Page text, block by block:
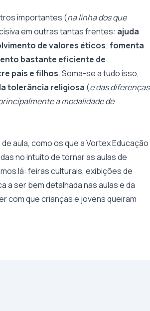
importantes (na linha dos que
em outras tantas frentes: ajuda
de valores éticos; fomenta
bastante eficiente de
pais e filhos. Soma-se a tudo isso,
tolerância religiosa (e das diferenças
a modalidade de
aula, como os que a Vortex Educação
no intuito de tornar as aulas de
lá: feiras culturais, exibições de
ser bem detalhada nas aulas e da
com que crianças e jovens queiram